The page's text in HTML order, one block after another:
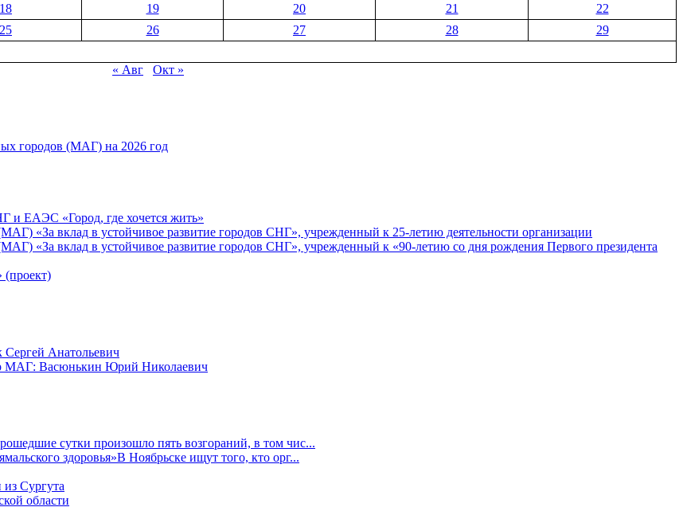
18 19 20 21
22
25 26 27 28
29
« Авг
Окт »
городов (МАГ) на 2026 год
и ЕАЭС «Город, где хочется жить»
«За вклад в устойчивое развитие городов СНГ», учрежденный к 25-летию деятельности организации
«За вклад в устойчивое развитие городов СНГ», учрежденный к «90-летию со дня рождения Первого президента
Сергей Анатольевич
МАГ: Васюнькин Юрий Николаевич
сутки произошло пять возгораний, в том чис...
здоровья»В Ноябрьске ищут того, кто орг...
из Сургута
области